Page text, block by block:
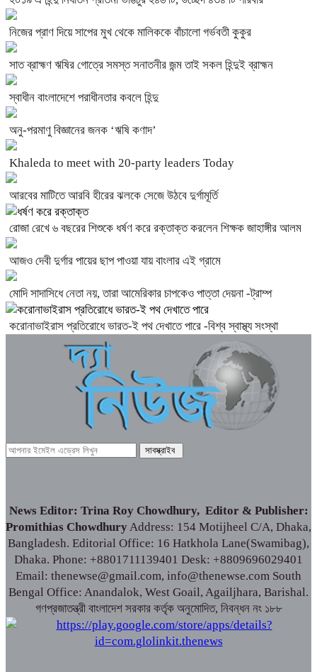
নিজের প্রাণ দিয়ে সাপের মুখ থেকে মালিককে বাঁচালো গর্ভবতী কুকুর
সাত ব্রাহ্মণ ঋষির গোত্রে সমস্ত সনাতনীর জন্ম তাই সকল হিন্দুই ব্রাহ্মন
স্বাধীন বাংলাদেশে পরাধীনতার কবলে হিন্দু
অনু-পরমাণু বিজ্ঞানের জনক ‘ঋষি কণাদ’
Khaleda to meet with 20-party leaders Today
আরবের মাটিতে আরবি হীরের ঝলকে সেজে উঠবে দুর্গামূর্তি
রোজা রেখে ৬ বছরের শিশুকে ধর্ষণ করে রক্তাক্ত করলেন শিক্ষক জাহাঙ্গীর আলম
আজও দেবী দুর্গার পায়ের ছাপ পাওয়া যায় বাংলার এই গ্রামে
মোদি সাদাসিধে নেতা নয়, তারা আমেরিকার চাপকেও পাত্তা দেয়না -ট্রাম্প
করোনাভাইরাস প্রতিরোধে ভারত-ই পথ দেখাতে পারে -বিশ্ব স্বাস্থ্য সংস্থা
News Editor: Trina Roy Chowdhury, Editor & Publisher:
Promithias Chowdhury Address: 154 Motijheel C/A, Dhaka,
Bangladesh. Editorial Office: 16 Hatkhola Lane(Swamibag),
Dhaka. Phone: +8801711139401 Desk: +8809696029401
Email: thenewse@gmail.com, info@thenewse.com South
Bengal Office: Anandalok, West Goail, Agailjhara, Barishal.
গণপ্রজাতন্ত্রী বাংলাদেশ সরকার কর্তৃক অনুমোদিত, নিবন্ধন নং ১৮৮